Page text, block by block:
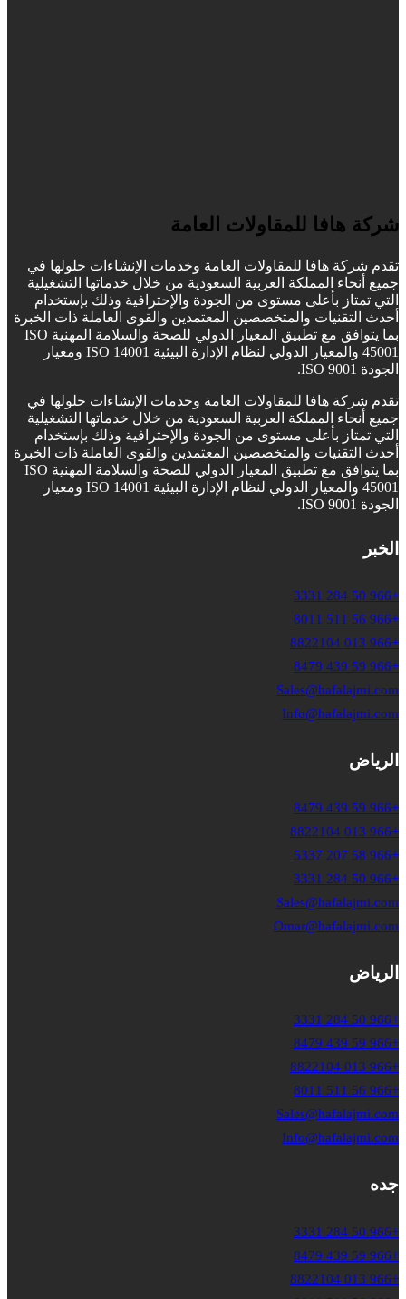
شركة هافا للمقاولات العامة
تقدم شركة هافا للمقاولات العامة وخدمات الإنشاءات حلولها في
جميع أنحاء المملكة العربية السعودية من خلال خدماتها التشغيلية
التي تمتاز بأعلى مستوى من الجودة والإحترافية وذلك بإستخدام
أحدث التقنيات والمتخصصين المعتمدين والقوى العاملة ذات الخبرة
بما يتوافق مع تطبيق المعيار الدولي للصحة والسلامة المهنية ISO
45001 والمعيار الدولي لنظام الإدارة البيئية ISO 14001 ومعيار
الجودة ISO 9001.
تقدم شركة هافا للمقاولات العامة وخدمات الإنشاءات حلولها في
جميع أنحاء المملكة العربية السعودية من خلال خدماتها التشغيلية
التي تمتاز بأعلى مستوى من الجودة والإحترافية وذلك بإستخدام
أحدث التقنيات والمتخصصين المعتمدين والقوى العاملة ذات الخبرة
بما يتوافق مع تطبيق المعيار الدولي للصحة والسلامة المهنية ISO
45001 والمعيار الدولي لنظام الإدارة البيئية ISO 14001 ومعيار
الجودة ISO 9001.
الخبر
+966 50 284 3331
+966 56 511 8011
+966 013 8822104
+966 59 439 8479
Sales@hafalajmi.com
Info@hafalajmi.com
الرياض
+966 59 439 8479
+966 013 8822104
+966 58 207 5337
+966 50 284 3331
Sales@hafalajmi.com
Omar@hafalajmi.com
الرياض
+966 50 284 3331
+966 59 439 8479
+966 013 8822104
+966 56 511 8011
Sales@hafalajmi.com
Info@hafalajmi.com
جده
+966 50 284 3331
+966 59 439 8479
+966 013 8822104